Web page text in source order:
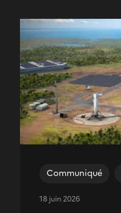
Communiqué
18 juin 2026